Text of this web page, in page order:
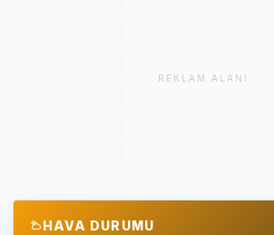
REKLAM ALANI
HAVA DURUMU